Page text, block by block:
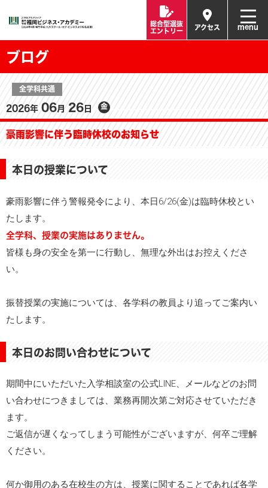
総合型選抜
エントリー
アクセス menu
ブログ
全学科共通
2026年 06月 26日 金
豪雨影響に伴う臨時休校のお知らせ
本日の授業について
豪雨影響に伴う警報発令により、本日6/26(金)は臨時休校とい
たします。
全学科、授業の実施はありません。
皆様も身の安全を第一に行動し、無理な外出はお控えくださ
い。
振替授業の実施については、各学科の教員より追ってご案内い
たします。
本日のお問い合わせについて
期間中にいただいた入学相談室の公式LINE、メールなどのお問
い合わせにつきましては、業務再開次第ご対応させていただき
ます。
ご返信が遅くなってしまう可能性がございますが、何卒ご理解
ください。
何か御用のある在校生の方は、授業に関することであれば各学